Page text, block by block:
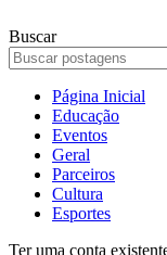
Buscar
Página Inicial
Educação
Eventos
Geral
Parceiros
Cultura
Esportes
Ter uma conta